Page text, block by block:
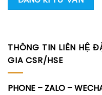
THÔNG TIN LIÊN HỆ
GIA CSR/HSE
PHONE – ZALO –